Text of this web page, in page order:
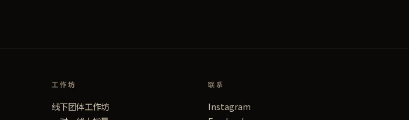
工作坊
线下团体工作坊
联系
Instagram